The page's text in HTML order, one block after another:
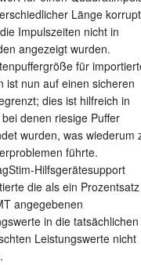
Länge
Impulszeiten nicht in
angezeigt wurden.
für
ist nun auf einen sicheren
dies ist hilfreich in
denen riesige Puffer
wurden, was wiederum
führte.
Hilfsgerätesupport
die als ein Prozentsatz
angegebenen
in die tatsächlichen
Leistungswerte nicht